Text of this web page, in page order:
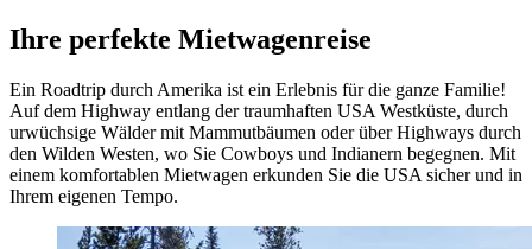
Ihre perfekte Mietwagenreise
Ein Roadtrip durch Amerika ist ein Erlebnis für die ganze Familie!
Auf dem Highway entlang der traumhaften USA Westküste, durch
urwüchsige Wälder mit Mammutbäumen oder über Highways durch
den Wilden Westen, wo Sie Cowboys und Indianern begegnen. Mit
einem komfortablen Mietwagen erkunden Sie die USA sicher und in
Ihrem eigenen Tempo.